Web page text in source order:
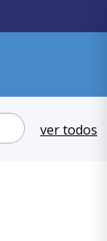
ver todos